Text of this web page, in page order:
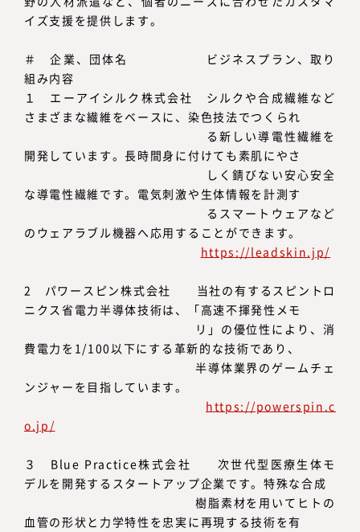
イズ支援を提供します。
＃ 企業、団体名 ビジネスプラン、取り
組み内容
１ エーアイシルク株式会社 シルクや合成繊維など
さまざまな繊維をベースに、染色技法でつくられ
る新しい導電性繊維を
開発しています。長時間身に付けても素肌にやさ
しく錆びない安心安全
な導電性繊維です。電気刺激や生体情報を計測す
るスマートウェアなど
のウェアラブル機器へ応用することができます。
https://leadskin.jp/
2 パワースピン株式会社 当社の有するスピントロ
ニクス省電力半導体技術は、「高速不揮発性メモ
リ」の優位性により、消
費電力を1/100以下にする革新的な技術であり、
半導体業界のゲームチェ
ンジャーを目指しています。
https://powerspin.c
o.jp/
３ Blue Practice株式会社 次世代型医療生体モ
デルを開発するスタートアップ企業です。特殊な合成
樹脂素材を用いてヒトの
血管の形状と力学特性を忠実に再現する技術を有